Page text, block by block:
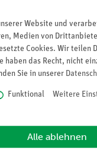
Aufgaben
Website und
Medien von
Cookies. Wir teilen
das Recht, nicht
Sie in unserer
Funktional Weitere
Alle ablehnen